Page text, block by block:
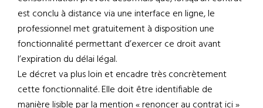
est conclu à distance via une interface en ligne, le
professionnel met gratuitement à disposition une
fonctionnalité permettant d’exercer ce droit avant
l’expiration du délai légal.
Le décret va plus loin et encadre très concrètement
cette fonctionnalité. Elle doit être identifiable de